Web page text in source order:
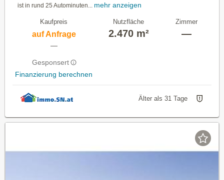
ist in rund 25 Autominuten... mehr anzeigen
Kaufpreis
auf Anfrage
—
Gesponsert
Finanzierung berechnen
Nutzfläche
2.470 m²
Zimmer
—
Älter als 31 Tage